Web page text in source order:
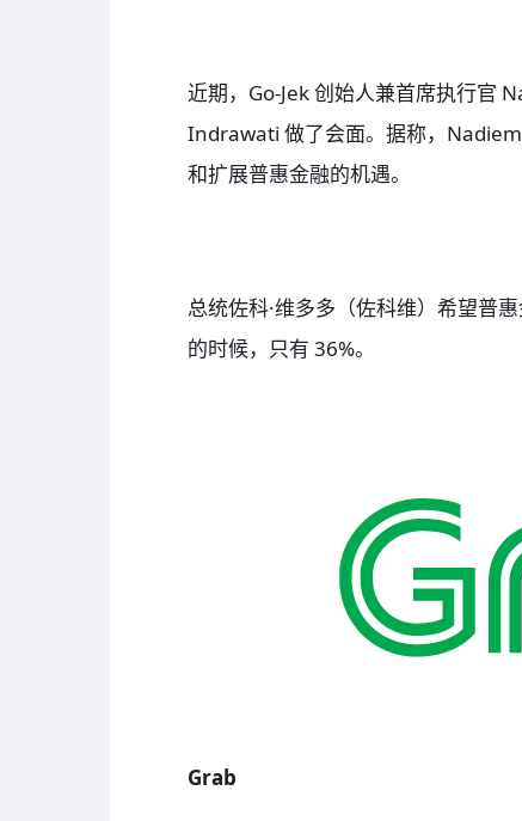
近期，Go-Jek 创始人兼首席执行官
Indrawati 做了会面。据称，
和扩展普惠金融的机遇。
总统佐科·维多多（佐科维）希望普
的时候，只有 36%。
Grab